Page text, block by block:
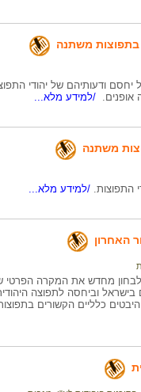
משתנה
ודעותיהם של יהודי
אופנים. /למידע מלא...
משתנה
התפוצות. /למידע מלא...
האחרון
מחדש את המקרה הפרטי
וביחסה לתפוצה
כלליים הקשורים